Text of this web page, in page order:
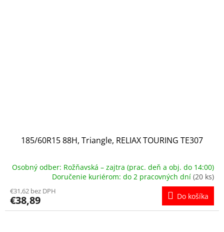
185/60R15 88H, Triangle, RELIAX TOURING TE307
Osobný odber: Rožňavská – zajtra (prac. deň a obj. do 14:00)
Doručenie kuriérom: do 2 pracovných dní (20 ks)
€31,62 bez DPH
€38,89 Do košíka